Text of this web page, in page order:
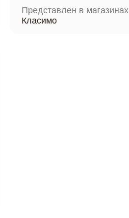
Представлен в магазинах
Класимо